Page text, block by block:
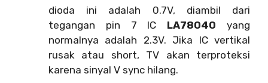
dioda ini adalah 0.7V, diambil dari
tegangan pin 7 IC LA78040 yang
normalnya adalah 2.3V. Jika IC vertikal
rusak atau short, TV akan terproteksi
karena sinyal V sync hilang.